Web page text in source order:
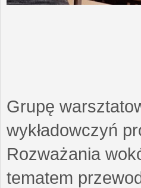
Grupę
wykładowczyń
Rozważania
tematem